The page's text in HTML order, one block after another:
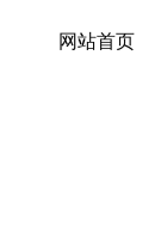
网站首页